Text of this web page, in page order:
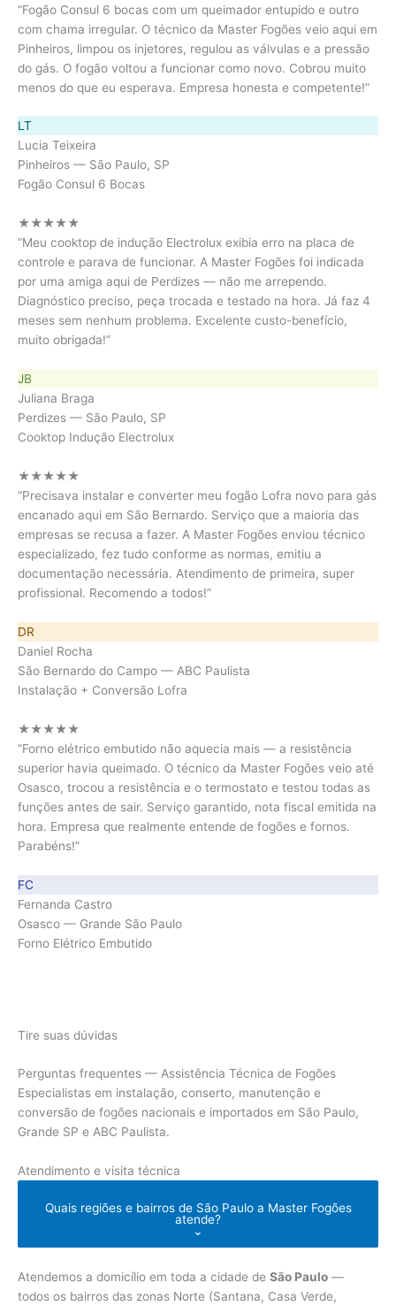
“Fogão Consul 6 bocas com um queimador entupido e outro
com chama irregular. O técnico da Master Fogões veio aqui em
Pinheiros, limpou os injetores, regulou as válvulas e a pressão
do gás. O fogão voltou a funcionar como novo. Cobrou muito
menos do que eu esperava. Empresa honesta e competente!”
LT
Lucia Teixeira
Pinheiros — São Paulo, SP
Fogão Consul 6 Bocas
★★★★★
“Meu cooktop de indução Electrolux exibia erro na placa de
controle e parava de funcionar. A Master Fogões foi indicada
por uma amiga aqui de Perdizes — não me arrependo.
Diagnóstico preciso, peça trocada e testado na hora. Já faz 4
meses sem nenhum problema. Excelente custo-benefício,
muito obrigada!”
JB
Juliana Braga
Perdizes — São Paulo, SP
Cooktop Indução Electrolux
★★★★★
“Precisava instalar e converter meu fogão Lofra novo para gás
encanado aqui em São Bernardo. Serviço que a maioria das
empresas se recusa a fazer. A Master Fogões enviou técnico
especializado, fez tudo conforme as normas, emitiu a
documentação necessária. Atendimento de primeira, super
profissional. Recomendo a todos!”
DR
Daniel Rocha
São Bernardo do Campo — ABC Paulista
Instalação + Conversão Lofra
★★★★★
“Forno elétrico embutido não aquecia mais — a resistência
superior havia queimado. O técnico da Master Fogões veio até
Osasco, trocou a resistência e o termostato e testou todas as
funções antes de sair. Serviço garantido, nota fiscal emitida na
hora. Empresa que realmente entende de fogões e fornos.
Parabéns!”
FC
Fernanda Castro
Osasco — Grande São Paulo
Forno Elétrico Embutido
Tire suas dúvidas
Perguntas frequentes — Assistência Técnica de Fogões
Especialistas em instalação, conserto, manutenção e
conversão de fogões nacionais e importados em São Paulo,
Grande SP e ABC Paulista.
Atendimento e visita técnica
Quais regiões e bairros de São Paulo a Master Fogões
atende?
⌄
Atendemos a domicílio em toda a cidade de São Paulo —
todos os bairros das zonas Norte (Santana, Casa Verde,